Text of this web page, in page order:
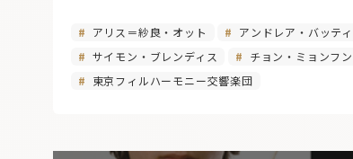
アリス＝紗良・オット アンドレア・バッテ
サイモン・ブレンディス
チョン・ミョンフン
東京フィルハーモニー交響楽団